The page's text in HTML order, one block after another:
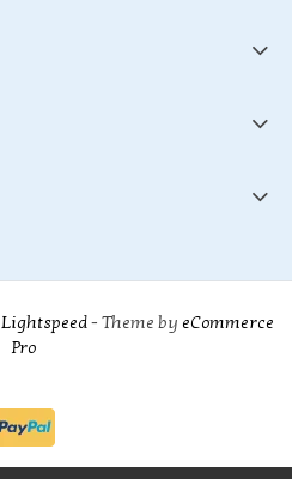
Lightspeed- Theme by eCommerce
Pro